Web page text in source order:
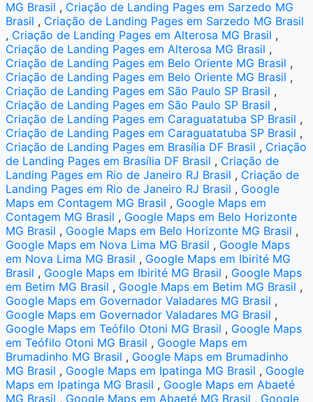
MG Brasil , Criação de Landing Pages em Sarzedo MG
Brasil , Criação de Landing Pages em Sarzedo MG Brasil
, Criação de Landing Pages em Alterosa MG Brasil ,
Criação de Landing Pages em Alterosa MG Brasil ,
Criação de Landing Pages em Belo Oriente MG Brasil ,
Criação de Landing Pages em Belo Oriente MG Brasil ,
Criação de Landing Pages em São Paulo SP Brasil ,
Criação de Landing Pages em São Paulo SP Brasil ,
Criação de Landing Pages em Caraguatatuba SP Brasil ,
Criação de Landing Pages em Caraguatatuba SP Brasil ,
Criação de Landing Pages em Brasília DF Brasil , Criação
de Landing Pages em Brasília DF Brasil , Criação de
Landing Pages em Rio de Janeiro RJ Brasil , Criação de
Landing Pages em Rio de Janeiro RJ Brasil , Google
Maps em Contagem MG Brasil , Google Maps em
Contagem MG Brasil , Google Maps em Belo Horizonte
MG Brasil , Google Maps em Belo Horizonte MG Brasil ,
Google Maps em Nova Lima MG Brasil , Google Maps
em Nova Lima MG Brasil , Google Maps em Ibirité MG
Brasil , Google Maps em Ibirité MG Brasil , Google Maps
em Betim MG Brasil , Google Maps em Betim MG Brasil ,
Google Maps em Governador Valadares MG Brasil ,
Google Maps em Governador Valadares MG Brasil ,
Google Maps em Teófilo Otoni MG Brasil , Google Maps
em Teófilo Otoni MG Brasil , Google Maps em
Brumadinho MG Brasil , Google Maps em Brumadinho
MG Brasil , Google Maps em Ipatinga MG Brasil , Google
Maps em Ipatinga MG Brasil , Google Maps em Abaeté
MG Brasil , Google Maps em Abaeté MG Brasil , Google